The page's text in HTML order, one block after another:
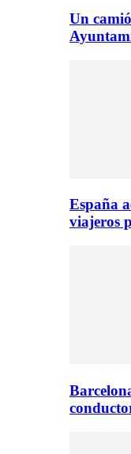
Un
España
viajeros